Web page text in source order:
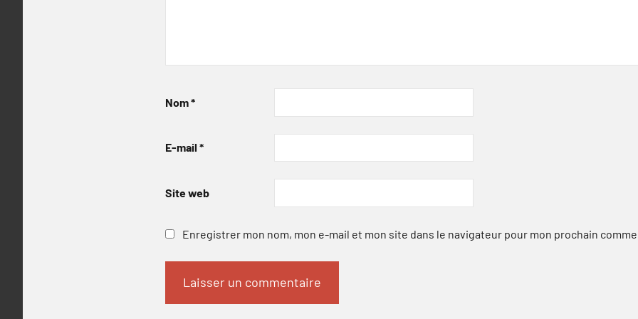
Nom*
E-mail *
Site web
Enregistrer mon nom, mon e-mail et mon site dans le navigateur pour mon prochain